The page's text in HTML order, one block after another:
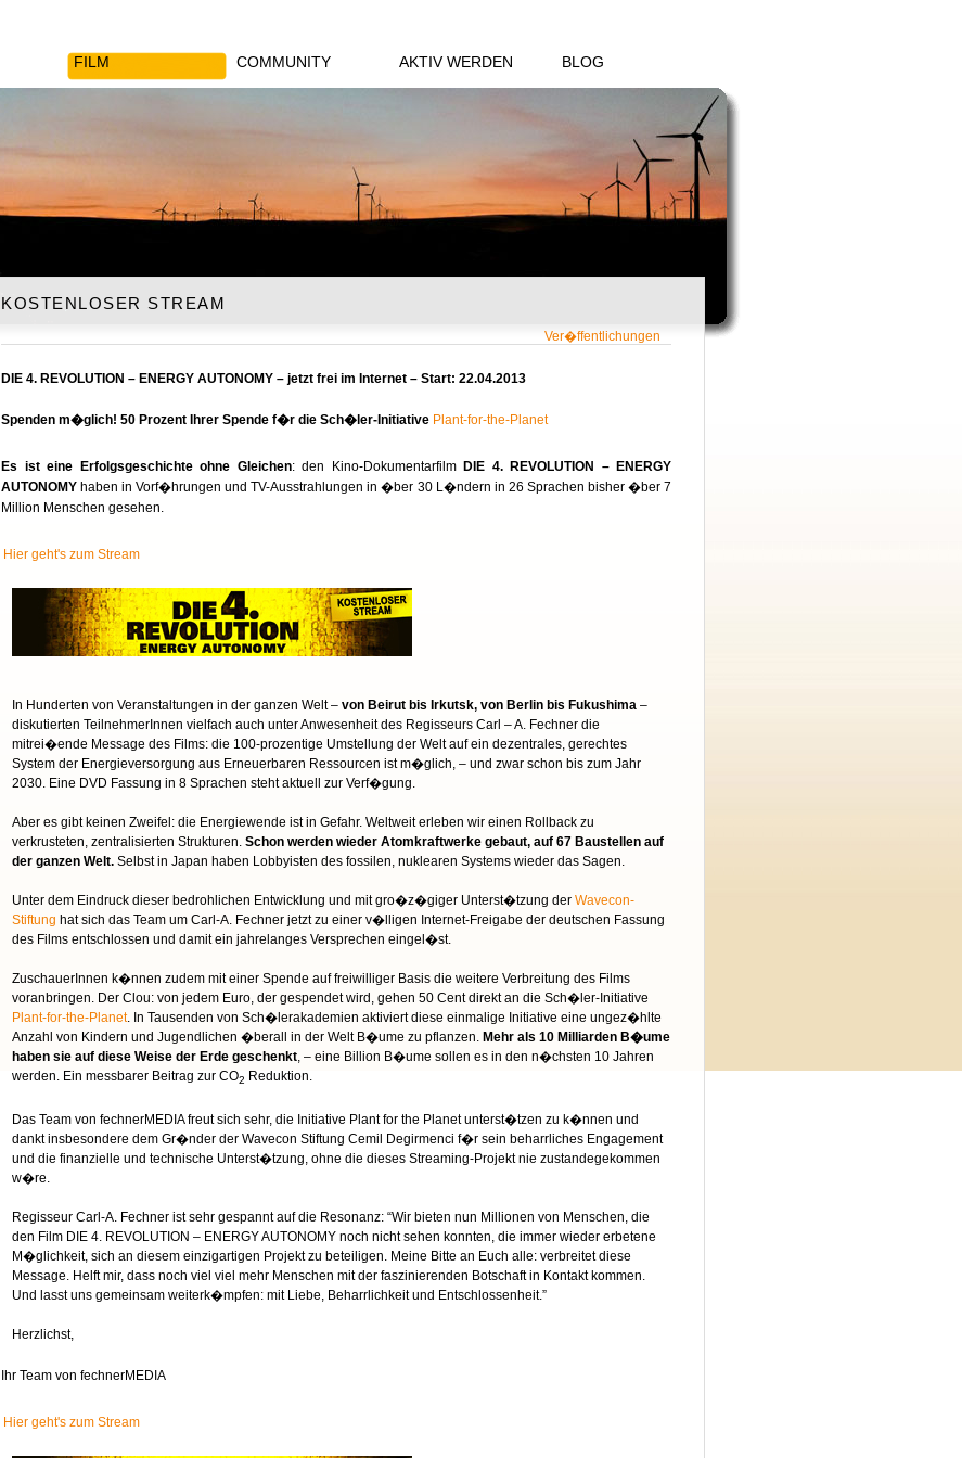
FILM COMMUNITY AKTIV WERDEN BLOG
KOSTENLOSER STREAM
Ver�ffentlichungen
DIE 4. REVOLUTION – ENERGY AUTONOMY – jetzt frei im Internet – Start: 22.04.2013
Spenden m�glich! 50 Prozent Ihrer Spende f�r die Sch�ler-Initiative Plant-for-the-Planet
Es ist eine Erfolgsgeschichte ohne Gleichen: den Kino-Dokumentarfilm DIE 4. REVOLUTION – ENERGY
AUTONOMY haben in Vorf�hrungen und TV-Ausstrahlungen in �ber 30 L�ndern in 26 Sprachen bisher �ber 7
Million Menschen gesehen.
Hier geht's zum Stream
In Hunderten von Veranstaltungen in der ganzen Welt – von Beirut bis Irkutsk, von Berlin bis Fukushima –
diskutierten TeilnehmerInnen vielfach auch unter Anwesenheit des Regisseurs Carl – A. Fechner die
mitrei�ende Message des Films: die 100-prozentige Umstellung der Welt auf ein dezentrales, gerechtes
System der Energieversorgung aus Erneuerbaren Ressourcen ist m�glich, – und zwar schon bis zum Jahr
2030. Eine DVD Fassung in 8 Sprachen steht aktuell zur Verf�gung.
Aber es gibt keinen Zweifel: die Energiewende ist in Gefahr. Weltweit erleben wir einen Rollback zu
verkrusteten, zentralisierten Strukturen. Schon werden wieder Atomkraftwerke gebaut, auf 67 Baustellen auf
der ganzen Welt. Selbst in Japan haben Lobbyisten des fossilen, nuklearen Systems wieder das Sagen.
Unter dem Eindruck dieser bedrohlichen Entwicklung und mit gro�z�giger Unterst�tzung der Wavecon-
Stiftung hat sich das Team um Carl-A. Fechner jetzt zu einer v�lligen Internet-Freigabe der deutschen Fassung
des Films entschlossen und damit ein jahrelanges Versprechen eingel�st.
ZuschauerInnen k�nnen zudem mit einer Spende auf freiwilliger Basis die weitere Verbreitung des Films
voranbringen. Der Clou: von jedem Euro, der gespendet wird, gehen 50 Cent direkt an die Sch�ler-Initiative
Plant-for-the-Planet. In Tausenden von Sch�lerakademien aktiviert diese einmalige Initiative eine ungez�hlte
Anzahl von Kindern und Jugendlichen �berall in der Welt B�ume zu pflanzen. Mehr als 10 Milliarden B�ume
haben sie auf diese Weise der Erde geschenkt, – eine Billion B�ume sollen es in den n�chsten 10 Jahren
werden. Ein messbarer Beitrag zur CO2 Reduktion.
Das Team von fechnerMEDIA freut sich sehr, die Initiative Plant for the Planet unterst�tzen zu k�nnen und
dankt insbesondere dem Gr�nder der Wavecon Stiftung Cemil Degirmenci f�r sein beharrliches Engagement
und die finanzielle und technische Unterst�tzung, ohne die dieses Streaming-Projekt nie zustandegekommen
w�re.
Regisseur Carl-A. Fechner ist sehr gespannt auf die Resonanz: “Wir bieten nun Millionen von Menschen, die
den Film DIE 4. REVOLUTION – ENERGYAUTONOMY noch nicht sehen konnten, die immer wieder erbetene
M�glichkeit, sich an diesem einzigartigen Projekt zu beteiligen. Meine Bitte an Euch alle: verbreitet diese
Message. Helft mir, dass noch viel viel mehr Menschen mit der faszinierenden Botschaft in Kontakt kommen.
Und lasst uns gemeinsam weiterk�mpfen: mit Liebe, Beharrlichkeit und Entschlossenheit.”
Herzlichst,
Ihr Team von fechnerMEDIA
Hier geht's zum Stream